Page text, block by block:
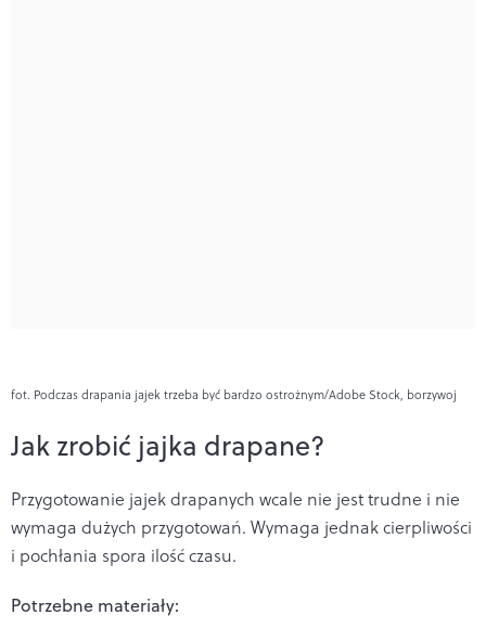
fot. Podczas drapania jajek trzeba być bardzo ostrożnym/Adobe Stock, borzywoj
Jak zrobić jajka drapane?
Przygotowanie jajek drapanych wcale nie jest trudne i nie
wymaga dużych przygotowań. Wymaga jednak cierpliwości
i pochłania spora ilość czasu.
Potrzebne materiały: